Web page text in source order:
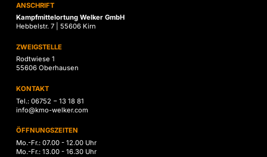
ANSCHRIFT
Kampfmittelortung Welker GmbH
Hebbelstr. 7 | 55606 Kirn
ZWEIGSTELLE
Rodtwiese 1
55606 Oberhausen
KONTAKT
Tel.: 06752 − 13 18 81
info@kmo-welker.com
ÖFFNUNGSZEITEN
Mo.-Fr.: 07.00 - 12.00 Uhr
Mo.-Fr.: 13.00 - 16.30 Uhr